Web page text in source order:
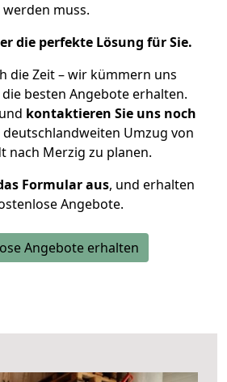
werden muss.
die perfekte Lösung für Sie.
die Zeit – wir kümmern uns
besten Angebote erhalten.
kontaktieren Sie uns noch
Umzug von
nach Merzig zu planen.
Formular aus, und erhalten
Angebote.
Angebote erhalten